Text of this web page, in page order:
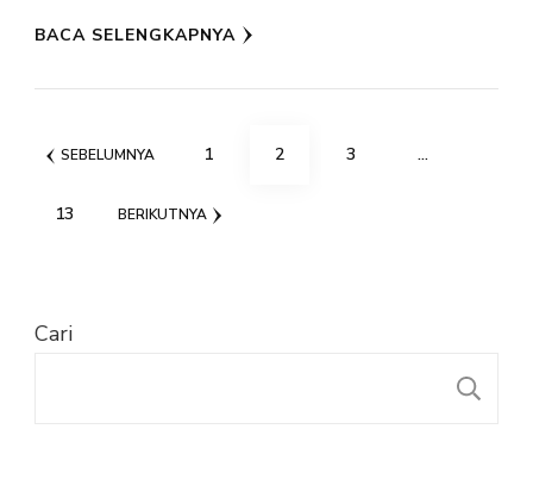
BACA SELENGKAPNYA
Paginasi
SEBELUMNYA HALAMAN
1 HALAMAN
2 HALAMAN
3 …
HALAMAN
13 BERIKUTNYA
Cari